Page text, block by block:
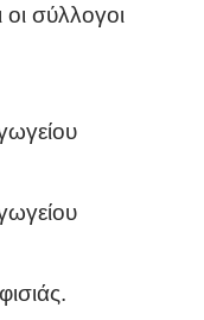
σύλλογοι